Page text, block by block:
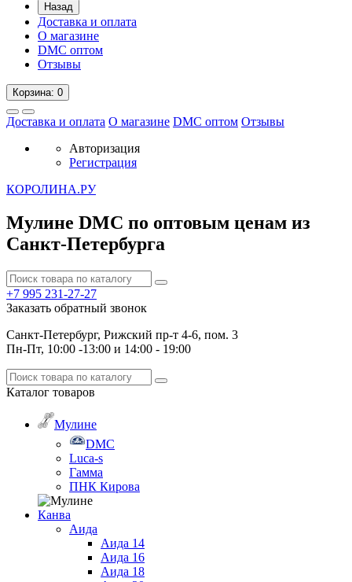
Назад
Доставка и оплата
О магазине
DMC оптом
Отзывы
Корзина: 0
Доставка и оплата О магазине DMC оптом Отзывы
Авторизация
Регистрация
КОРОЛИНА.РУ
Мулине DMC по оптовым ценам из
Санкт-Петербурга
+7 995 231-27-27
Заказать обратный звонок
Санкт-Петербург, Рижский пр-т 4-6, пом. 3
Пн-Пт, 10:00 -13:00 и 14:00 - 19:00
Каталог товаров
Мулине
DMC
Luca-s
Гамма
ПНК Кирова
Канва
Аида
Аида 14
Аида 16
Аида 18